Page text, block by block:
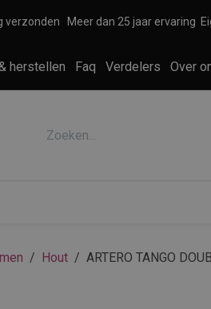
verzonden Meer dan 25 jaar ervaring
herstellen Faq Verdelers Over
Hout ARTERO TANGO